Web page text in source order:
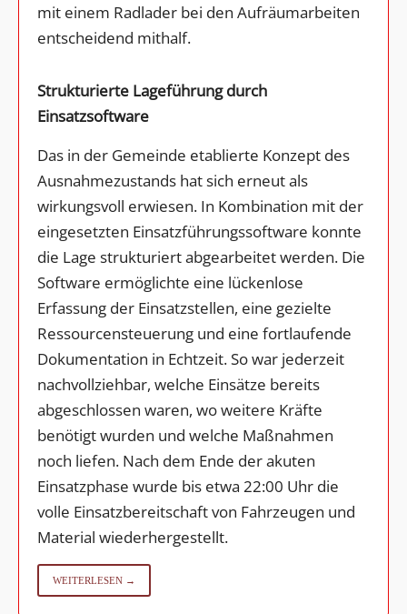
mit einem Radlader bei den Aufräumarbeiten
entscheidend mithalf.
Strukturierte Lageführung durch
Einsatzsoftware
Das in der Gemeinde etablierte Konzept des
Ausnahmezustands hat sich erneut als
wirkungsvoll erwiesen. In Kombination mit der
eingesetzten Einsatzführungssoftware konnte
die Lage strukturiert abgearbeitet werden. Die
Software ermöglichte eine lückenlose
Erfassung der Einsatzstellen, eine gezielte
Ressourcensteuerung und eine fortlaufende
Dokumentation in Echtzeit. So war jederzeit
nachvollziehbar, welche Einsätze bereits
abgeschlossen waren, wo weitere Kräfte
benötigt wurden und welche Maßnahmen
noch liefen. Nach dem Ende der akuten
Einsatzphase wurde bis etwa 22:00 Uhr die
volle Einsatzbereitschaft von Fahrzeugen und
Material wiederhergestellt.
WEITERLESEN →